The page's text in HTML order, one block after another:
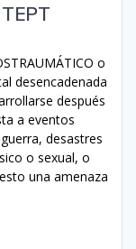
o
desencadenada
después
a eventos
desastres
o sexual, o
una amenaza